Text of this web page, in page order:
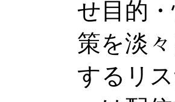
せ目的
策を淡
するリ